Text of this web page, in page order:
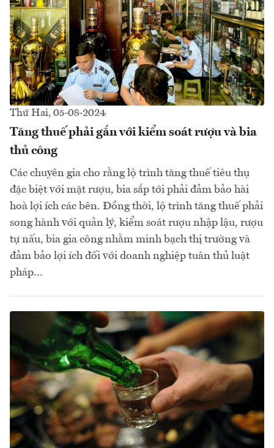
Thứ Hai, 05-08-2024
Tăng thuế phải gắn với kiểm soát rượu và bia
thủ công
Các chuyên gia cho rằng lộ trình tăng thuế tiêu thụ
đặc biệt với mặt rượu, bia sắp tới phải đảm bảo hài
hoà lợi ích các bên. Đồng thời, lộ trình tăng thuế phải
song hành với quản lý, kiểm soát rượu nhập lậu, rượu
tự nấu, bia gia công nhằm minh bạch thị trường và
đảm bảo lợi ích đối với doanh nghiệp tuân thủ luật
pháp...